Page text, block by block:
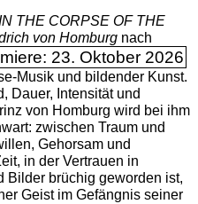
THE CORPSE OF THE
von Homburgnach
23. Oktober 2026
Musik und bildender Kunst.
Dauer, Intensität und
von Homburg wird bei ihm
zwischen Traum und
Gehorsam und
in der Vertrauen in
Bilder brüchig geworden ist,
Geist im Gefängnis seiner